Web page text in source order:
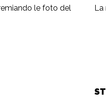
le foto del
La